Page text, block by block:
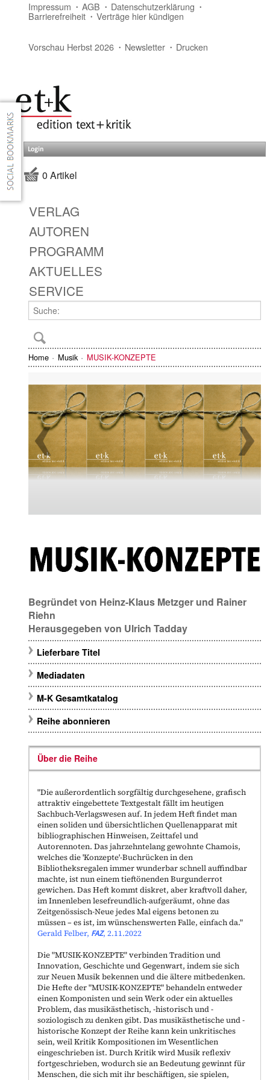
Impressum AGB Datenschutzerklärung
Barrierefreiheit Verträge hier kündigen
Vorschau Herbst 2026 Newsletter Drucken
Login
0 Artikel
VERLAG
AUTOREN
PROGRAMM
AKTUELLES
SERVICE
Home Musik MUSIK-KONZEPTE
Begründet von Heinz-Klaus Metzger und Rainer
Riehn
Herausgegeben von Ulrich Tadday
Lieferbare Titel
Mediadaten
M-K Gesamtkatalog
Reihe abonnieren
Über die Reihe
"Die außerordentlich sorgfältig durchgesehene, grafisch
attraktiv eingebettete Textgestalt fällt im heutigen
Sachbuch-Verlagswesen auf. In jedem Heft findet man
einen soliden und übersichtlichen Quellenapparat mit
bibliographischen Hinweisen, Zeittafel und
Autorennoten. Das jahrzehntelang gewohnte Chamois,
welches die 'Konzepte'-Buchrücken in den
Bibliotheksregalen immer wunderbar schnell auffindbar
machte, ist nun einem tieftönenden Burgunderrot
gewichen. Das Heft kommt diskret, aber kraftvoll daher,
im Innenleben lesefreundlich-aufgeräumt, ohne das
Zeitgenössisch-Neue jedes Mal eigens betonen zu
müssen – es ist, im wünschenswerten Falle, einfach da."
Gerald Felber, FAZ, 2.11.2022
Die "MUSIK-KONZEPTE" verbinden Tradition und
Innovation, Geschichte und Gegenwart, indem sie sich
zur Neuen Musik bekennen und die ältere mitbedenken.
Die Hefte der "MUSIK-KONZEPTE" behandeln entweder
einen Komponisten und sein Werk oder ein aktuelles
Problem, das musikästhetisch, -historisch und -
soziologisch zu denken gibt. Das musikästhetische und -
historische Konzept der Reihe kann kein unkritisches
sein, weil Kritik Kompositionen im Wesentlichen
eingeschrieben ist. Durch Kritik wird Musik reflexiv
fortgeschrieben, wodurch sie an Bedeutung gewinnt für
Menschen, die sich mit ihr beschäftigen, sie spielen,